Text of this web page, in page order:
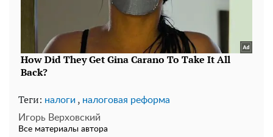
Теги: налоги , налоговая реформа
Игорь Верховский
Все материалы автора